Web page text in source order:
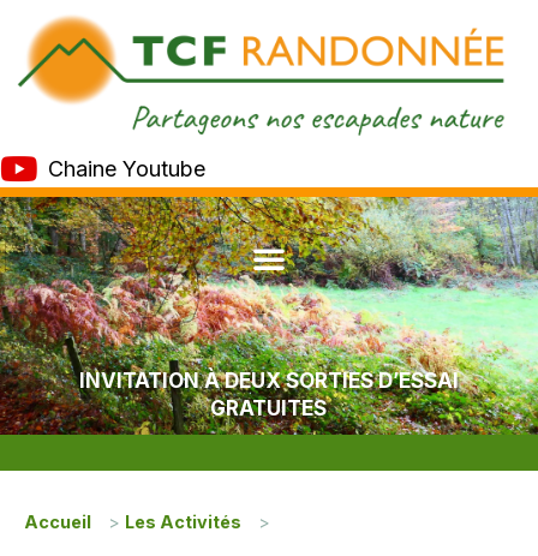
Chaine Youtube
INVITATION À DEUX SORTIES D’ESSAI
GRATUITES
Accueil > Les Activités >